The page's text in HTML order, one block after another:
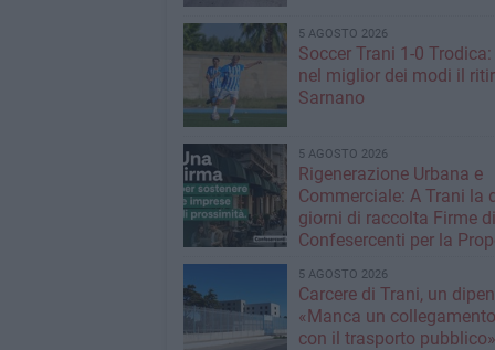
5 AGOSTO 2026
Soccer Trani 1-0
nel miglior dei modi il
Sarnano
5 AGOSTO 2026
Rigenerazione Urbana e
Commerciale: A Trani la
giorni di raccolta Firme di
Confesercenti per la
5 AGOSTO 2026
Carcere di Trani, un
«Manca un
con il trasporto pubblico»